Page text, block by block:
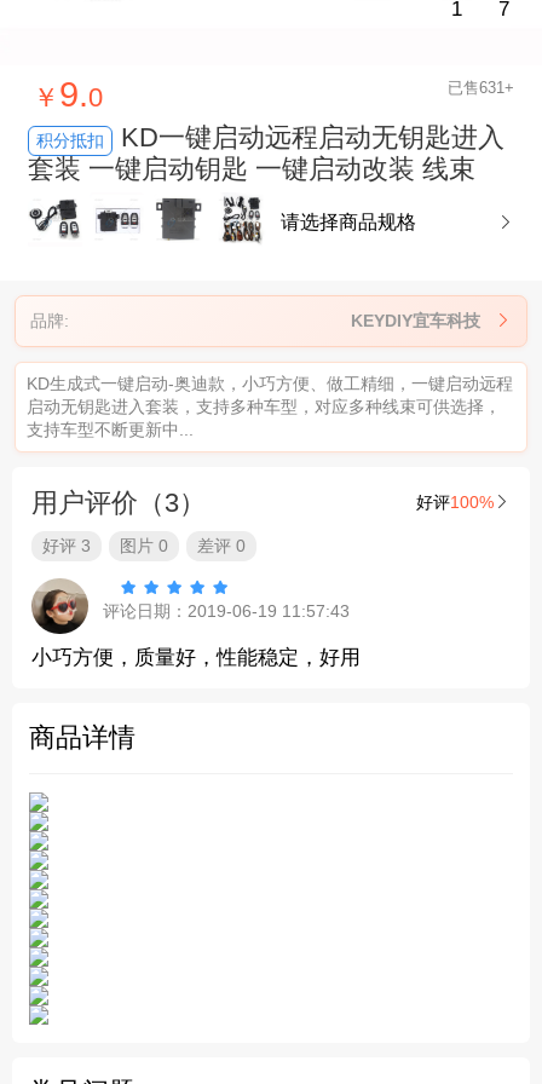
1 7
￥ 9.0 已售631+
积分抵扣
KD一键启动远程启动无钥匙进入
套装 一键启动钥匙 一键启动改装 线束
请选择商品规格 
品牌: KEYDIY宜车科技 
KD生成式一键启动-奥迪款，小巧方便、做工精细，一键启动远程
启动无钥匙进入套装，支持多种车型，对应多种线束可供选择，
支持车型不断更新中...
用户评价（3） 好评100%
好评 3 图片 0 差评 0
    
评论日期：2019-06-19 11:57:43
小巧方便，质量好，性能稳定，好用
商品详情